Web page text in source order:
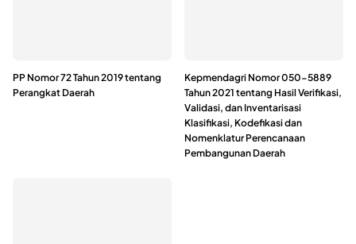
PP Nomor 72 Tahun 2019 tentang
Perangkat Daerah
Kepmendagri Nomor 050-5889
Tahun 2021 tentang Hasil Verifikasi,
Validasi, dan Inventarisasi
Klasifikasi, Kodefikasi dan
Nomenklatur Perencanaan
Pembangunan Daerah